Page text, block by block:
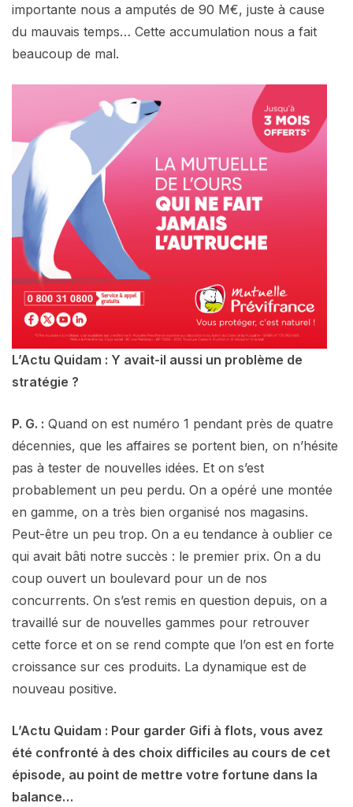
importante nous a amputés de 90 M€, juste à cause
du mauvais temps… Cette accumulation nous a fait
beaucoup de mal.
L’Actu Quidam : Y avait-il aussi un problème de
stratégie ?
P. G. : Quand on est numéro 1 pendant près de quatre
décennies, que les affaires se portent bien, on n’hésite
pas à tester de nouvelles idées. Et on s’est
probablement un peu perdu. On a opéré une montée
en gamme, on a très bien organisé nos magasins.
Peut-être un peu trop. On a eu tendance à oublier ce
qui avait bâti notre succès : le premier prix. On a du
coup ouvert un boulevard pour un de nos
concurrents. On s’est remis en question depuis, on a
travaillé sur de nouvelles gammes pour retrouver
cette force et on se rend compte que l’on est en forte
croissance sur ces produits. La dynamique est de
nouveau positive.
L’Actu Quidam : Pour garder Gifi à flots, vous avez
été confronté à des choix difficiles au cours de cet
épisode, au point de mettre votre fortune dans la
balance…